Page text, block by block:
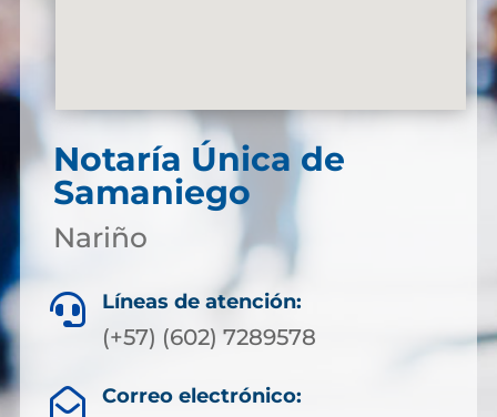
Notaría Única de
Samaniego
Nariño
 Líneas de atención:
(+57) (602) 7289578
 Correo electrónico: